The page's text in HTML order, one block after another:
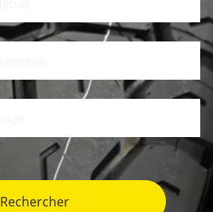
Rechercher